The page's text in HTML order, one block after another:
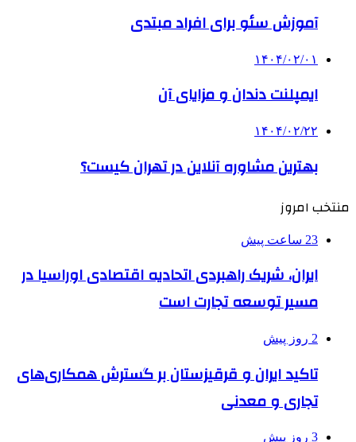
آموزش سئو برای افراد مبتدی
۱۴۰۴/۰۲/۰۱
ایمپلنت دندان و مزایای آن
۱۴۰۴/۰۲/۲۲
بهترین مشاوره آنلاین در تهران کیست؟
منتخب امروز
23 ساعت پیش
ایران، شریک راهبردی اتحادیه اقتصادی اوراسیا در
مسیر توسعه تجارت است
2 روز پیش
تاکید ایران و قرقیزستان بر گسترش همکاری‌های
تجاری و معدنی
3 روز پیش